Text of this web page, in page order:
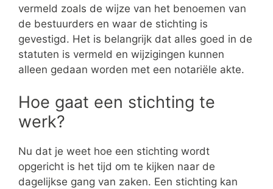
vermeld zoals de wijze van het benoemen van
de bestuurders en waar de stichting is
gevestigd. Het is belangrijk dat alles goed in de
statuten is vermeld en wijzigingen kunnen
alleen gedaan worden met een notariële akte.
Hoe gaat een stichting te
werk?
Nu dat je weet hoe een stichting wordt
opgericht is het tijd om te kijken naar de
dagelijkse gang van zaken. Een stichting kan